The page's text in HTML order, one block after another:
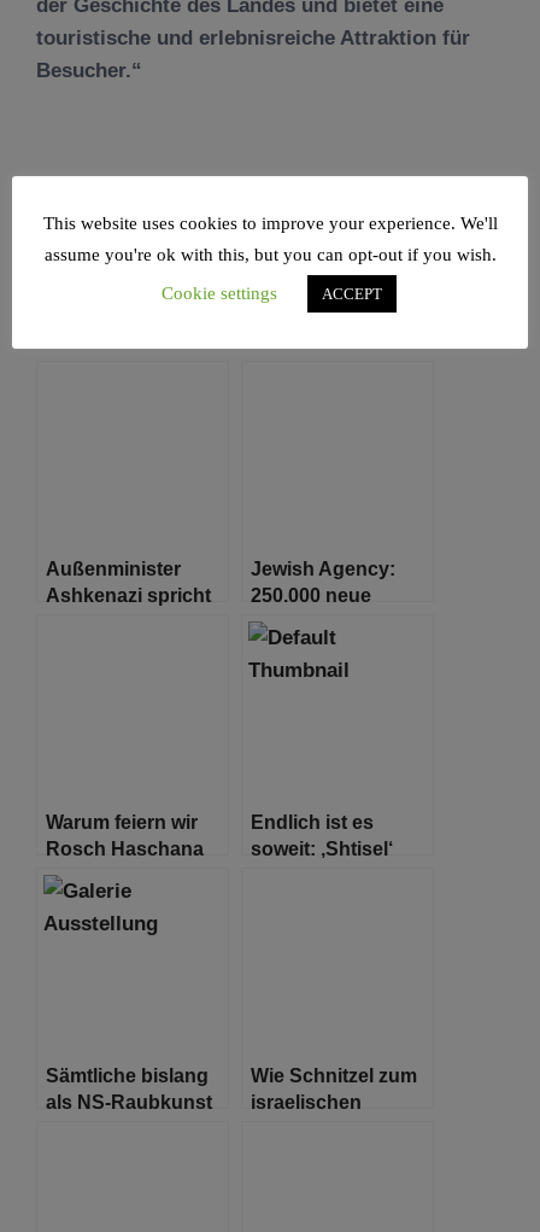
der Geschichte des Landes und bietet eine
touristische und erlebnisreiche Attraktion für
Besucher.“
© Israelische Altertumsbehörde
Außenminister
Ashkenazi spricht
Jewish Agency:
250.000 neue
Einwanderer in den
nächsten 5 Jahren
Warum feiern wir
Rosch Haschana
zwei Tage lang?
Endlich ist es
soweit: ‚Shtisel‘
Sämtliche bislang
als NS-Raubkunst
Wie Schnitzel zum
israelischen
This website uses cookies to improve your experience. We'll
assume you're ok with this, but you can opt-out if you wish.
Cookie settings
ACCEPT